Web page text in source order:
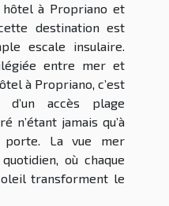
hôtel à Propriano et
destination est
escale insulaire.
entre mer et
à Propriano, c’est
accès plage
n’étant jamais qu’à
La vue mer
où chaque
transforment le